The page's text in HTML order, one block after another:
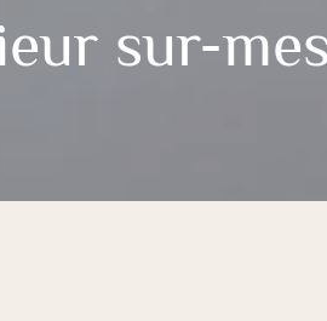
sur-